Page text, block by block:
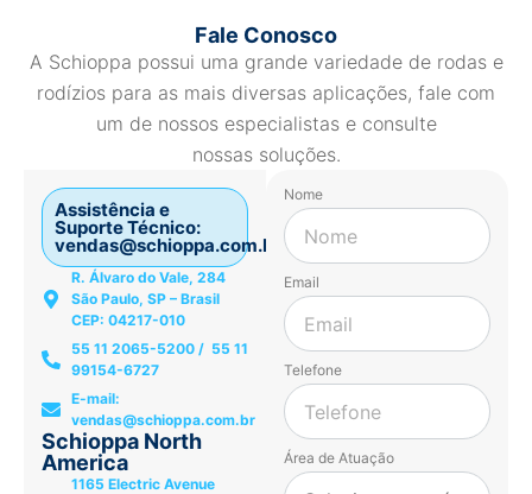
Fale Conosco
A Schioppa possui uma grande variedade de rodas e
rodízios para as mais diversas aplicações, fale com
um de nossos especialistas e consulte
nossas soluções.
Assistência e
Suporte Técnico:
vendas@schioppa.com.br
R. Álvaro do Vale, 284
São Paulo, SP – Brasil
CEP: 04217-010
55 11 2065-5200 / 55 11
99154-6727
E-mail:
vendas@schioppa.com.br
Schioppa North
America
1165 Electric Avenue
Nome
Email
Telefone
Área de Atuação